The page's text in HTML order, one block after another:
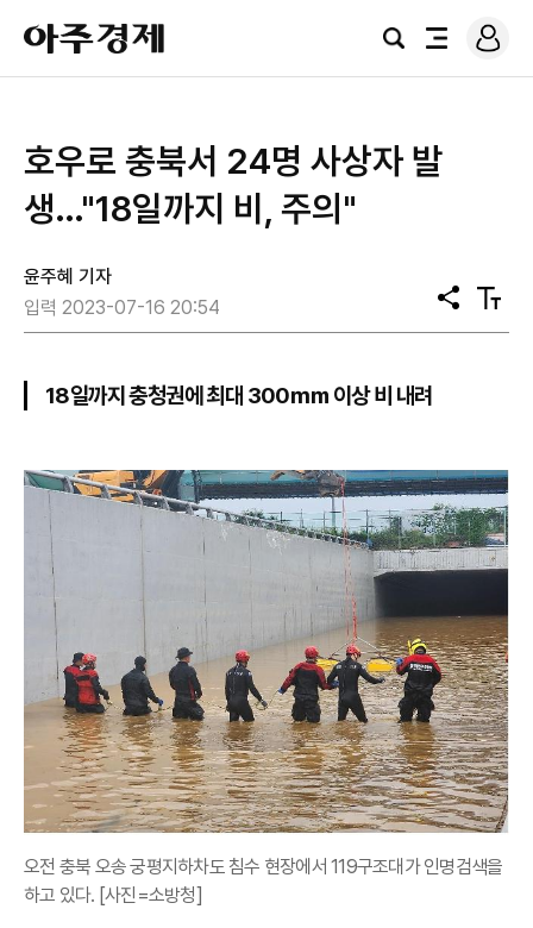
아
주
경
검
전
로
그
호우로 충북서 24명 사상자 발
생…"18일까지 비, 주의"
윤주혜 기자
입력 2023-07-16 20:54
공
유
텍
스
18일까지 충청권에 최대 300㎜ 이상 비 내려
오전 충북 오송 궁평지하차도 침수 현장에서 119구조대가 인명검색을
하고 있다. [사진=소방청]